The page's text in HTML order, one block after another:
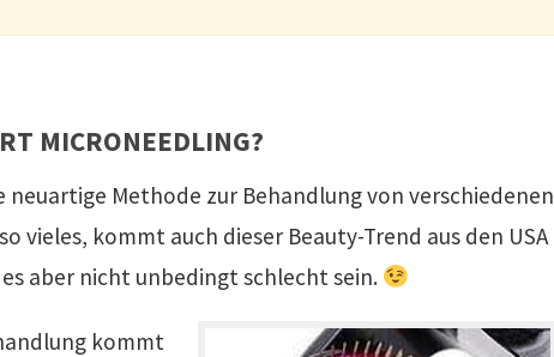
MICRONEEDLING?
neuartige Methode zur Behandlung von verschiedenen
vieles, kommt auch dieser Beauty-Trend aus den USA
es aber nicht unbedingt schlecht sein.
kommt